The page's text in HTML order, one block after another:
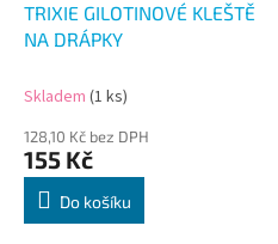
TRIXIE GILOTINOVÉ KLEŠTĚ
NA DRÁPKY
Skladem (1 ks)
128,10 Kč bez DPH
155 Kč
Do košíku